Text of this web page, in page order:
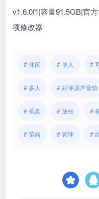
v1.6.0f1|容量91.5GB|官
项修改器
# 休闲 # 单人 #
# 多人 # 好评原声音轨
# 拟真 # 放松 #
# 策略 # 管理 #